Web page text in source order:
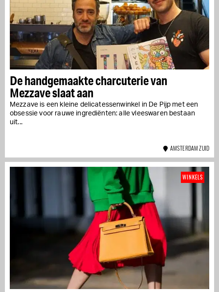
De handgemaakte charcuterie van
Mezzave slaat aan
Mezzave is een kleine delicatessenwinkel in De Pijp met een
obsessie voor rauwe ingrediënten: alle vleeswaren bestaan
uit...
AMSTERDAM ZUID
WINKELS